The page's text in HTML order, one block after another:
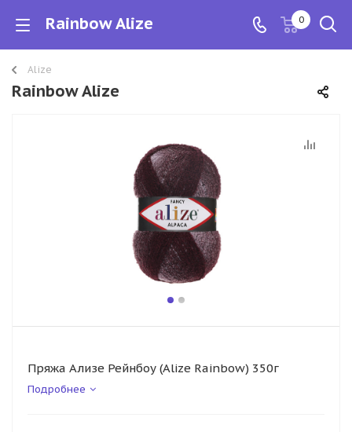
Rainbow Alize 0
Alize
Rainbow Alize
Пряжа Ализе Рейнбоу (Alize Rainbow) 350г
Подробнее